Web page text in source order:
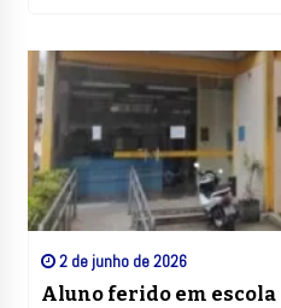
2 de junho de 2026
Aluno ferido em escola